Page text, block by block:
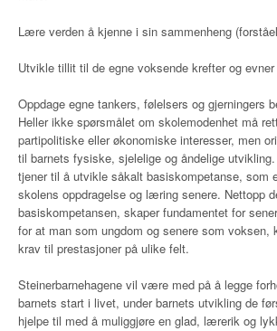
Lære verden å kjenne i sin sammenheng
Utvikle tillit til de egne voksende krefter og
Oppdage egne tankers, følelsers og gjerningers
Heller ikke spørsmålet om skolemodenhet må
partipolitiske eller økonomiske interesser, men
til barnets fysiske, sjelelige og åndelige
tjener til å utvikle såkalt basiskompetanse, som
skolens oppdragelse og læring senere. Nettopp
basiskompetansen, skaper fundamentet for
for at man som ungdom og senere som voksen,
krav til prestasjoner på ulike felt.
Steinerbarnehagene vil være med på å legge
barnets start i livet, under barnets utvikling de
hjelpe til med å muliggjøre en glad, lærerik og